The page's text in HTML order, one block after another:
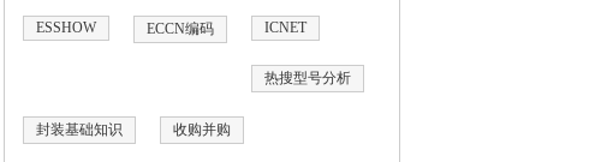
ESSHOW ECCN编码 ICNET
热搜型号分析
封装基础知识 收购并购